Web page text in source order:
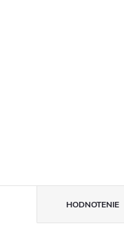
HODNOTENIE